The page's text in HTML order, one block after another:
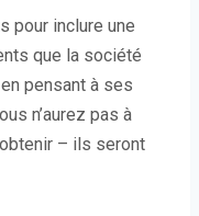
pour inclure une
que la société
pensant à ses
n’aurez pas à
– ils seront